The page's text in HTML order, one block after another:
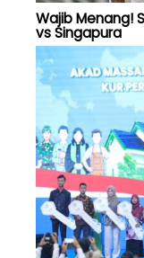
Wajib Menang!
vs Singapura